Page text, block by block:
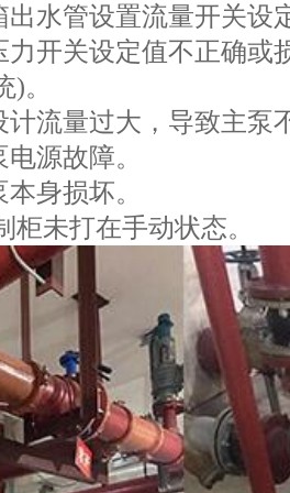
水管设置流量开关设
开关设定值不正确或
。
流量过大，导致主泵
源故障。
身损坏。
未打在手动状态。